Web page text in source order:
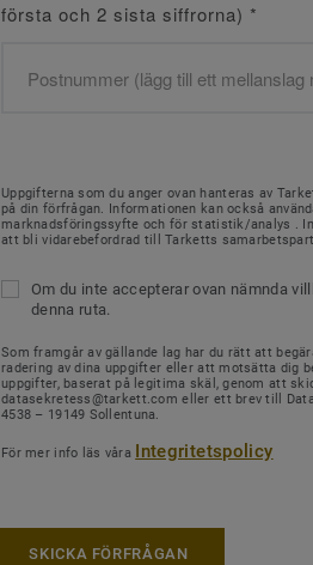
första och 2 sista siffrorna) *
Uppgifterna som du anger ovan hanteras av
på din förfrågan. Informationen kan också
marknadsföringssyfte och för statistik/analys .
att bli vidarebefordrad till Tarketts
Om du inte accepterar ovan nämnda
denna ruta.
Som framgår av gällande lag har du rätt att
radering av dina uppgifter eller att motsätta dig
uppgifter, baserat på legitima skäl, genom att
datasekretess@tarkett.com eller ett brev till
4538 – 19149 Sollentuna.
För mer info läs våra Integritetspolicy
SKICKA FÖRFRÅGAN